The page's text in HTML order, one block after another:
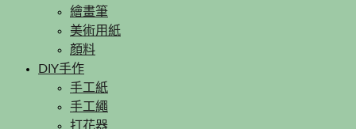
繪畫筆
美術用紙
顏料
DIY手作
手工紙
手工繩
打花器